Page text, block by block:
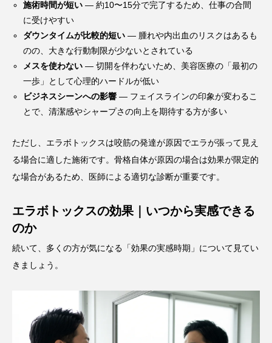
施術時間が短い — 約10〜15分で完了するため、仕事の合間
に受けやすい
ダウンタイムが比較的短い — 腫れや内出血のリスクはあるも
のの、大きな行動制限が少ないとされている
メスを使わない — 切開を伴わないため、美容医療の「最初の
一歩」として心理的ハードルが低い
ビジネスシーンへの影響 — フェイスラインの印象が変わるこ
とで、清潔感やシャープさの向上を期待する方が多い
ただし、エラボトックスは咬筋の発達が原因でエラが張って見え
る場合に適した施術です。骨格自体が原因の場合は効果が限定的
な場合があるため、医師による適切な診断が重要です。
エラボトックスの効果｜いつから実感できる
のか
続いて、多くの方が気になる「効果の実感時期」について見てい
きましょう。